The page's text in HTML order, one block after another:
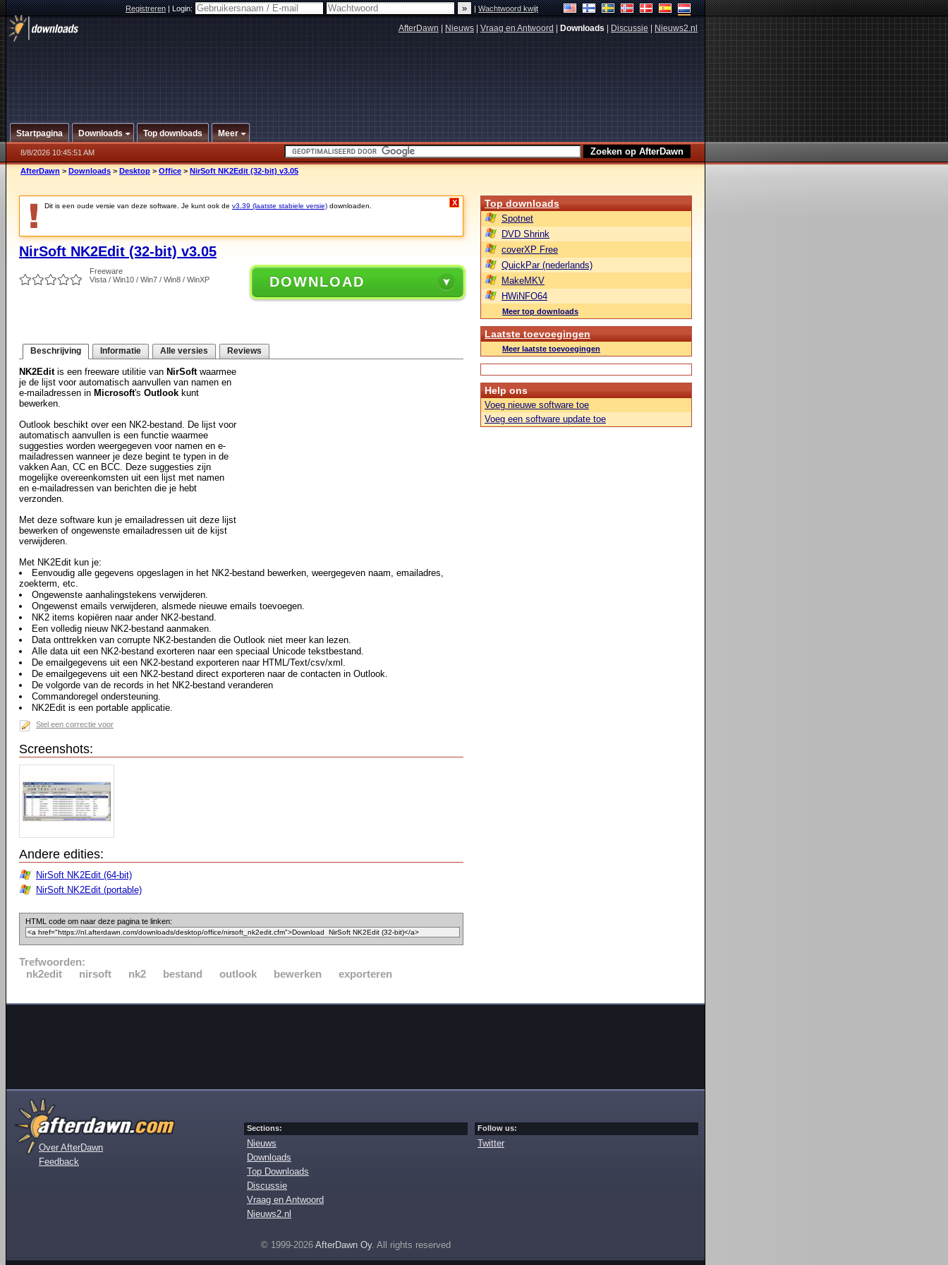
Registreren|Login: |Wachtwoord kwijt
AfterDawn Nieuws Vraag en Antwoord Downloads Discussie Nieuws2.nl
Startpagina Downloads Top downloads Meer
8/8/2026 10:45:51 AM
AfterDawn > Downloads > Desktop > Office > NirSoft NK2Edit (32-bit) v3.05
Dit is een oude versie van deze software. Je kunt ook de v3.39 (laatste stabiele versie) downloaden. X
NirSoft NK2Edit (32-bit) v3.05
Freeware
Vista / Win10 / Win7 / Win8 / WinXP
DOWNLOAD
Beschrijving Informatie Alle versies Reviews
NK2Editis een freeware utilitie van NirSoftwaarmee
je de lijst voor automatisch aanvullen van namen en
e-mailadressen in Microsoft's Outlook kunt
bewerken.
Outlook beschikt over een NK2-bestand. De lijst voor
automatisch aanvullen is een functie waarmee
suggesties worden weergegeven voor namen en e-
mailadressen wanneer je deze begint te typen in de
vakken Aan, CC en BCC. Deze suggesties zijn
mogelijke overeenkomsten uit een lijst met namen
en e-mailadressen van berichten die je hebt
verzonden.
Met deze software kun je emailadressen uit deze lijst
bewerken of ongewenste emailadressen uit de kijst
verwijderen.
Met NK2Edit kun je:
Eenvoudig alle gegevens opgeslagen in het NK2-bestand bewerken, weergegeven naam, emailadres,
zoekterm, etc.
Ongewenste aanhalingstekens verwijderen.
Ongewenst emails verwijderen, alsmede nieuwe emails toevoegen.
NK2 items kopiëren naar ander NK2-bestand.
Een volledig nieuw NK2-bestand aanmaken.
Data onttrekken van corrupte NK2-bestanden die Outlook niet meer kan lezen.
Alle data uit een NK2-bestand exorteren naar een speciaal Unicode tekstbestand.
De emailgegevens uit een NK2-bestand exporteren naar HTML/Text/csv/xml.
De emailgegevens uit een NK2-bestand direct exporteren naar de contacten in Outlook.
De volgorde van de records in het NK2-bestand veranderen
Commandoregel ondersteuning.
NK2Edit is een portable applicatie.
Stel een correctie voor
Screenshots:
Andere edities:
NirSoft NK2Edit (64-bit)
NirSoft NK2Edit (portable)
HTML code om naar deze pagina te linken:
Trefwoorden:
nk2edit
nirsoft nk2 bestand outlook bewerken exporteren
Top downloads
Spotnet
DVD Shrink
coverXP Free
QuickPar (nederlands)
MakeMKV
HWiNFO64
Meer top downloads
Laatste toevoegingen
Meer laatste toevoegingen
Help ons
Voeg nieuwe software toe
Voeg een software update toe
Over AfterDawn
Feedback
Sections:
Nieuws
Downloads
Top Downloads
Discussie
Vraag en Antwoord
Nieuws2.nl
Follow us:
Twitter
© 1999-2026 AfterDawn Oy. All rights reserved